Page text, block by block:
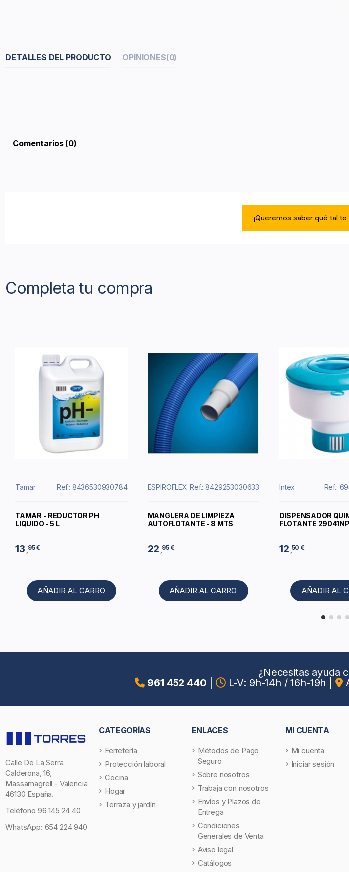
DETALLES DEL PRODUCTO OPINIONES(0)
Comentarios (0)
¡Queremos saber qué tal te
Completa tu compra
Tamar Ref.: 8436530930784
TAMAR - REDUCTOR PH
LIQUIDO - 5 L
13 95 €
AÑADIR AL CARRO
ESPIROFLEX Ref.: 8429253030633
MANGUERA DE LIMPIEZA
AUTOFLOTANTE - 8 MTS
22 ,95 €
AÑADIR AL CARRO
Intex Ref.:
DISPENSADOR
FLOTANTE
12 ,50 €
AÑADIR AL
¿Necesitas ayuda
961 452 440
L-V: 9h-14h / 16h-19h
Calle De La Serra
Calderona, 16,
Massamagrell - Valencia
46130 España.
Teléfono 96 145 24 40
WhatsApp: 654 224 940
CATEGORÍAS
Ferretería
Protección laboral
Cocina
Hogar
Terraza y jardín
ENLACES
Métodos de Pago
Seguro
Sobre nosotros
Trabaja con nosotros
Envíos y Plazos de
Entrega
Condiciones
Generales de Venta
Aviso legal
Catálogos
MI CUENTA
Mi cuenta
Iniciar sesión